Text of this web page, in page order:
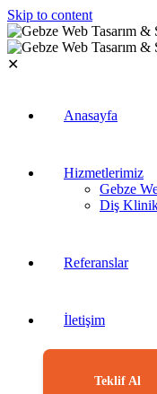
Skip to content
✕
Anasayfa
Hizmetlerimiz
Gebze
Diş
Referanslar
İletişim
Teklif Al